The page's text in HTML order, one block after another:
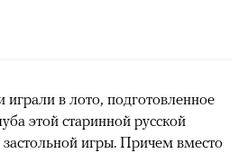
в лото, подготовленное
этой старинной русской
игры. Причем вместо